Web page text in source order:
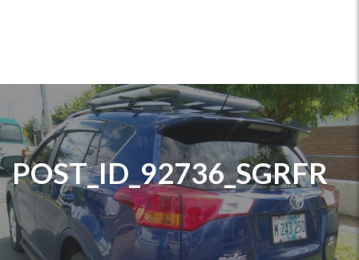
POST_ID_92736_SGRFR